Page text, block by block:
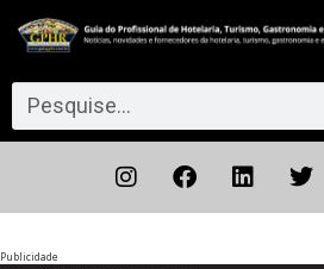
Publicidade